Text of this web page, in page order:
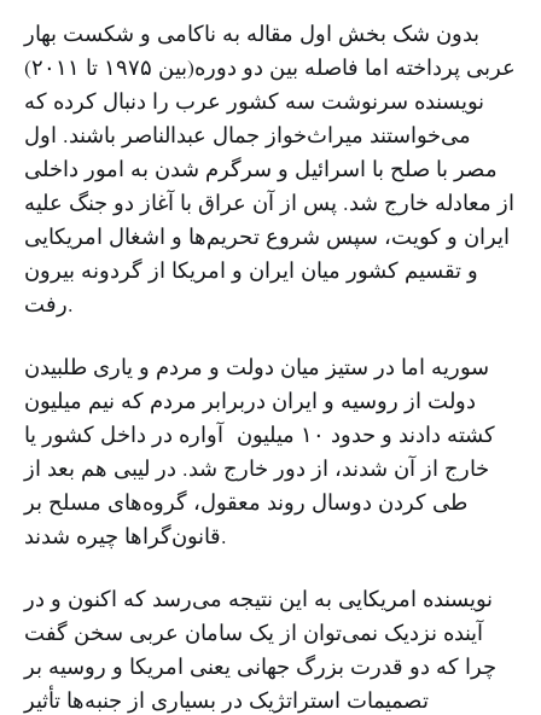
بدون شک بخش اول مقاله به ناکامی و شکست بهار
عربی پرداخته اما فاصله بین دو دوره(بین ۱۹۷۵ تا ۲۰۱۱)
نویسنده سرنوشت سه کشور عرب را دنبال کرده که
می‌خواستند میراث‌خواز جمال عبدالناصر باشند. اول
مصر با صلح با اسرائیل و سرگرم شدن به امور داخلی
از معادله خارج شد. پس از آن عراق با آغاز دو جنگ علیه
ایران و کویت، سپس شروع تحریم‌ها و اشغال امریکایی
و تقسیم کشور میان ایران و امریکا از گردونه بیرون
رفت.
سوریه اما در ستیز میان دولت و مردم و یاری طلبیدن
دولت از روسیه و ایران دربرابر مردم که نیم میلیون
کشته دادند و حدود ۱۰ میلیون آواره در داخل کشور یا
خارج از آن شدند، از دور خارج شد. در لیبی هم بعد از
طی کردن دوسال روند معقول، گروه‌های مسلح بر
قانون‌گراها چیره شدند.
نویسنده امریکایی به این نتیجه می‌رسد که اکنون و در
آینده نزدیک نمی‌توان از یک سامان عربی سخن گفت
چرا که دو قدرت بزرگ جهانی یعنی امریکا و روسیه بر
تصمیمات استراتژیک در بسیاری از جنبه‌ها تأثیر